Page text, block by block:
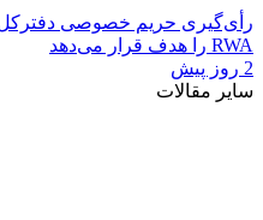
RWA را هدف قرار می‌دهد
2 روز پیش
سایر مقالات